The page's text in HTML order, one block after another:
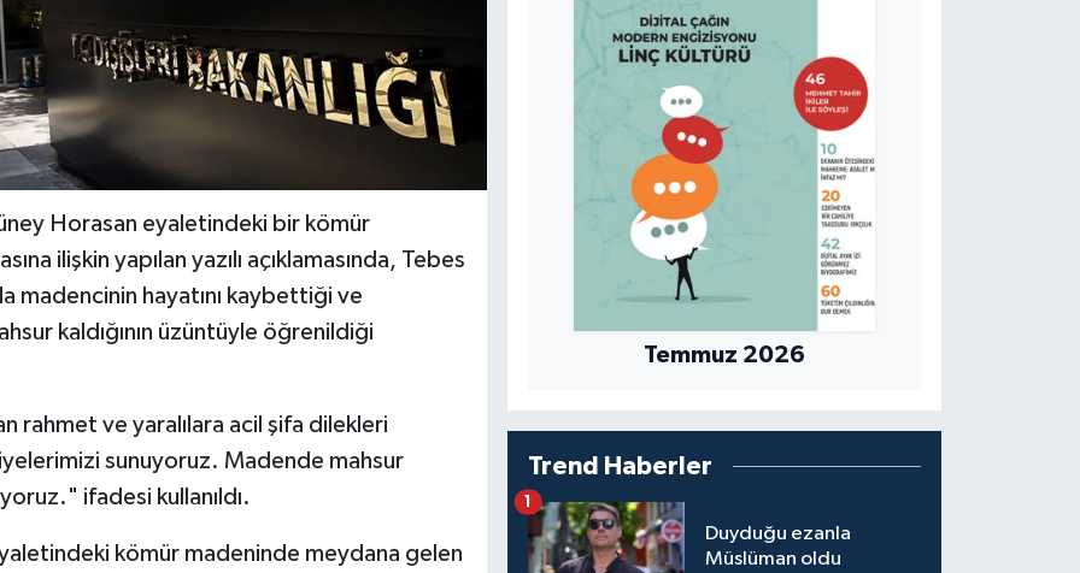
Horasan eyaletindeki bir kömür
ilişkin yapılan yazılı açıklamasında, Tebes
madencinin hayatını kaybettiği ve
kaldığının üzüntüyle öğrenildiği
rahmet ve yaralılara acil şifa dilekleri
sunuyoruz. Madende mahsur
ifadesi kullanıldı.
kömür madeninde meydana gelen
Temmuz 2026
Trend Haberler
Duyduğu ezanla
Müslüman oldu
1